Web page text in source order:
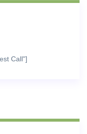
Call"]